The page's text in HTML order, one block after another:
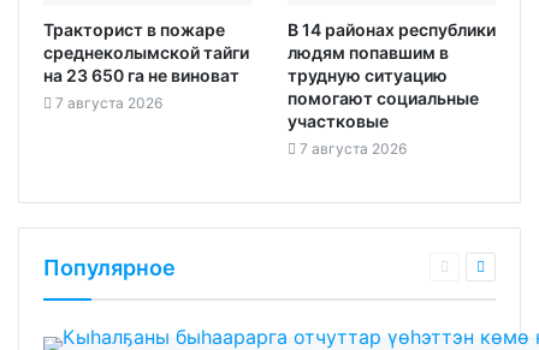
Тракторист в пожаре
среднеколымской тайги
на 23 650 га не виноват
7 августа 2026
В 14 районах республики
людям попавшим в
трудную ситуацию
помогают социальные
участковые
7 августа 2026
Популярное